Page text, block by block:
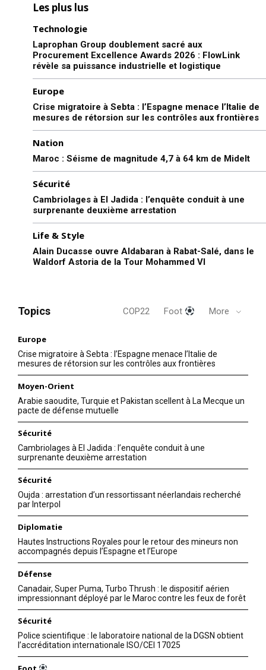
Hammouchi accorde des
promotions exceptionnelles
et un soutien social aux
policiers victimes de
l’accident de Sidi Ifni
22 February 2026
In "Sécurité"
en flagrant délit de détention
de stupéfiants
22 February 2026
Nouvelles nominations dans
les services du travail social
Les plus lus
Technologie
Laprophan Group doublement sacré aux
Procurement Excellence Awards 2026 : FlowLink
révèle sa puissance industrielle et logistique
Europe
Crise migratoire à Sebta : l’Espagne menace l’Italie de
mesures de rétorsion sur les contrôles aux frontières
Nation
Maroc : Séisme de magnitude 4,7 à 64 km de Midelt
Sécurité
Cambriolages à El Jadida : l’enquête conduit à une
surprenante deuxième arrestation
Life & Style
Alain Ducasse ouvre Aldabaran à Rabat-Salé, dans le
Waldorf Astoria de la Tour Mohammed VI
Topics COP22 Foot More
Europe
Crise migratoire à Sebta : l’Espagne menace l’Italie de
mesures de rétorsion sur les contrôles aux frontières
Moyen-Orient
Arabie saoudite, Turquie et Pakistan scellent à La Mecque un
pacte de défense mutuelle
Sécurité
Cambriolages à El Jadida : l’enquête conduit à une
surprenante deuxième arrestation
Sécurité
Oujda : arrestation d’un ressortissant néerlandais recherché
par Interpol
Diplomatie
Hautes Instructions Royales pour le retour des mineurs non
accompagnés depuis l’Espagne et l’Europe
Défense
Canadair, Super Puma, Turbo Thrush : le dispositif aérien
impressionnant déployé par le Maroc contre les feux de forêt
Sécurité
Police scientifique : le laboratoire national de la DGSN obtient
l’accréditation internationale ISO/CEI 17025